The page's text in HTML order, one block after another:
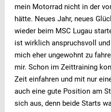
mein Motorrad nicht in der
hätte. Neues Jahr, neues
wieder beim MSC Lugau
ist wirklich anspruchsvoll
mich eher ungewohnt zu
mir. Schon im Zeittraining
Zeit einfahren und mit nur
auch eine gute Position am
sich aus, denn beide Starts